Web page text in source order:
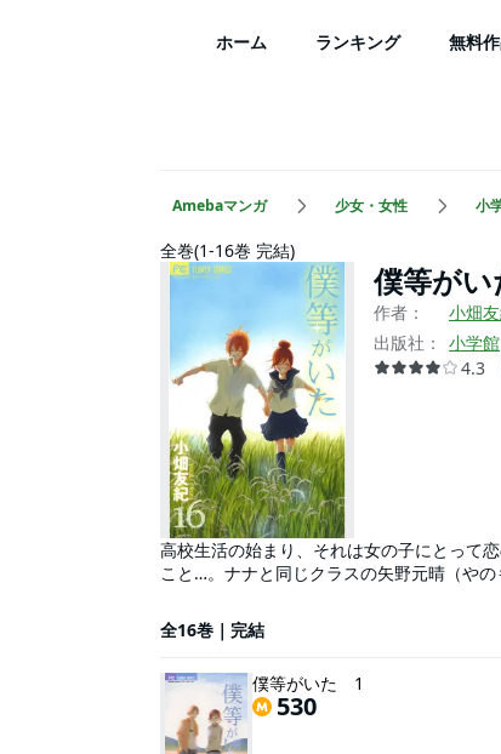
ホーム ランキング 無料
Amebaマンガ 少女・女性 小
全巻(1-16巻 完結)
僕等がい
作者：
小畑
出版社：
小学館
4.3
高校生活の始まり、それは女の子にとって
こと…。ナナと同じクラスの矢野元晴（や
全16巻｜完結
僕等がいた 1
530